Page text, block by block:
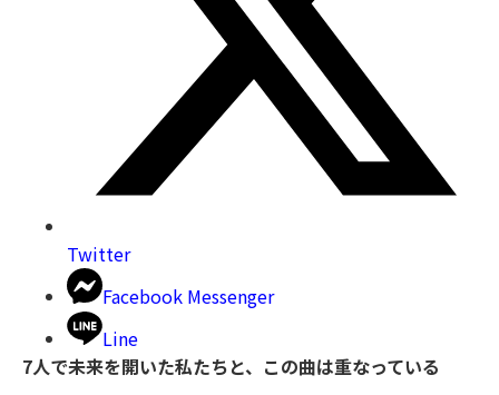
Twitter
Facebook Messenger
Line
7人で未来を開いた私たちと、この曲は重なっている